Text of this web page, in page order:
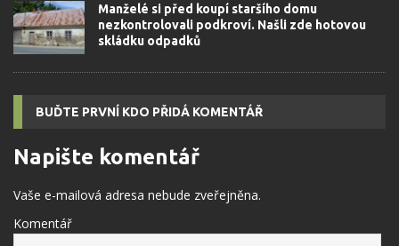
Manželé si před koupí staršího domu
nezkontrolovali podkroví. Našli zde hotovou
skládku odpadků
BUĎTE PRVNÍ KDO PŘIDÁ KOMENTÁŘ
Napište komentář
Vaše e-mailová adresa nebude zveřejněna.
Komentář